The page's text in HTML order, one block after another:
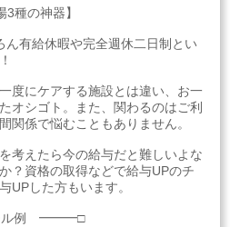
3種の神器】
ん有給休暇や完全週休二日制とい
度にケアする施設とは違い、お一
オシゴト。また、関わるのはご利
関係で悩むこともありません。
考えたら今の給与だと難しいよな
？資格の取得などで給与UPのチ
UPした方もいます。
ル例 ━━━□